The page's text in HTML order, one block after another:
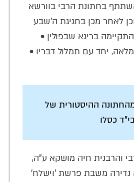
בחתונת הרבי בוורשא
לאחר מכן בחגיגת ה'שבע
בריגא שבפולין •
יחד עם תמלול דבריו •
ההיסטורית של
כסלו
והרבנית חיה מושקא ע"ה,
נדירה משבת פרשת 'וישלח'